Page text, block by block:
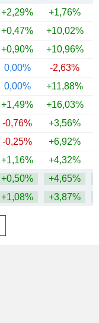
+2,29% +1,76%
+0,47% +10,02%
+0,90% +10,96%
0,00% -2,63%
0,00% +11,88%
+1,49% +16,03%
-0,76% +3,56%
-0,25% +6,92%
+1,16% +4,32%
+0,50% +4,65%
+1,08% +3,87%